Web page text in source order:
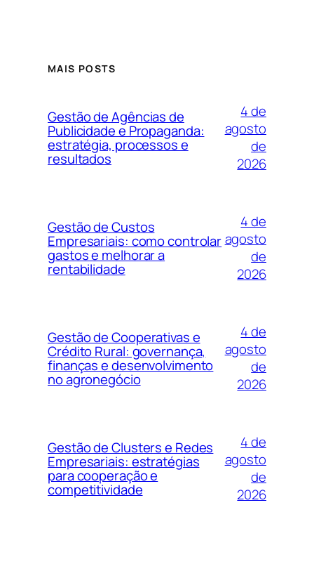
MAIS POSTS
Gestão de Agências de
Publicidade e Propaganda:
estratégia, processos e
resultados
4 de
agosto
de
2026
Gestão de Custos
Empresariais: como controlar
gastos e melhorar a
rentabilidade
4 de
agosto
de
2026
Gestão de Cooperativas e
Crédito Rural: governança,
finanças e desenvolvimento
no agronegócio
4 de
agosto
de
2026
Gestão de Clusters e Redes
Empresariais: estratégias
para cooperação e
competitividade
4 de
agosto
de
2026